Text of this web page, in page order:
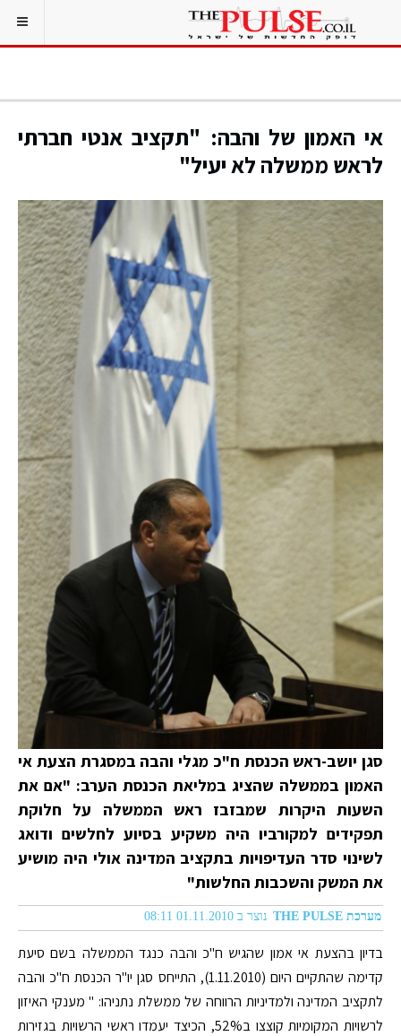
אי האמון של והבה: "תקציב אנטי חברתי
לראש ממשלה לא יעיל"
סגן יושב-ראש הכנסת ח"כ מגלי והבה במסגרת הצעת אי
האמון בממשלה שהציג במליאת הכנסת הערב: "אם את
השעות היקרות שמבזבז ראש הממשלה על חלוקת
תפקידים למקורביו היה משקיע בסיוע לחלשים ודואג
לשינוי סדר העדיפויות בתקציב המדינה אולי היה מושיע
את המשק והשכבות החלשות"
מערכת THE PULSE נוצר ב 01.11.2010 08:11
בדיון בהצעת אי אמון שהגיש ח"כ והבה כנגד הממשלה בשם סיעת
קדימה שהתקיים היום (1.11.2010), התייחס סגן יו"ר הכנסת ח"כ והבה
לתקציב המדינה ולמדיניות הרווחה של ממשלת נתניהו: " מענקי האיזון
לרשויות המקומיות קוצצו ב52%, הכיצד יעמדו ראשי הרשויות בגזירות